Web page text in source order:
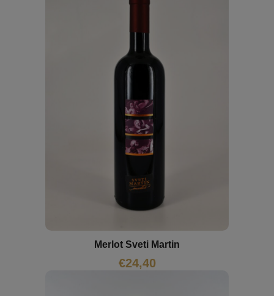
Merlot Sveti Martin
€24,40